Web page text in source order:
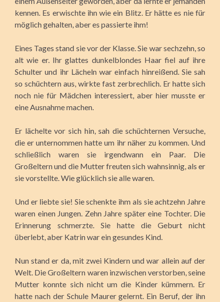
kennen. Es erwischte ihn wie ein Blitz. Er hätte es nie für
möglich gehalten, aber es passierte ihm!
Eines Tages stand sie vor der Klasse. Sie war sechzehn, so
alt wie er. Ihr glattes dunkelblondes Haar fiel auf ihre
Schulter und ihr Lächeln war einfach hinreißend. Sie sah
so schüchtern aus, wirkte fast zerbrechlich. Er hatte sich
noch nie für Mädchen interessiert, aber hier musste er
eine Ausnahme machen.
Er lächelte vor sich hin, sah die schüchternen Versuche,
die er unternommen hatte um ihr näher zu kommen. Und
schließlich waren sie irgendwann ein Paar. Die
Großeltern und die Mutter freuten sich wahnsinnig, als er
sie vorstellte. Wie glücklich sie alle waren.
Und er liebte sie! Sie schenkte ihm als sie achtzehn Jahre
waren einen Jungen. Zehn Jahre später eine Tochter. Die
Erinnerung schmerzte. Sie hatte die Geburt nicht
überlebt, aber Katrin war ein gesundes Kind.
Nun stand er da, mit zwei Kindern und war allein auf der
Welt. Die Großeltern waren inzwischen verstorben, seine
Mutter konnte sich nicht um die Kinder kümmern. Er
hatte nach der Schule Maurer gelernt. Ein Beruf, der ihn